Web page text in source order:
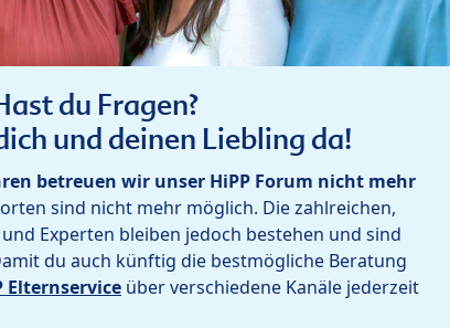
du Fragen?
und deinen Liebling da!
betreuen wir unser HiPP Forum nicht mehr
sind nicht mehr möglich. Die zahlreichen,
Experten bleiben jedoch bestehen und sind
du auch künftig die bestmögliche Beratung
Elternservice über verschiedene Kanäle jederzeit